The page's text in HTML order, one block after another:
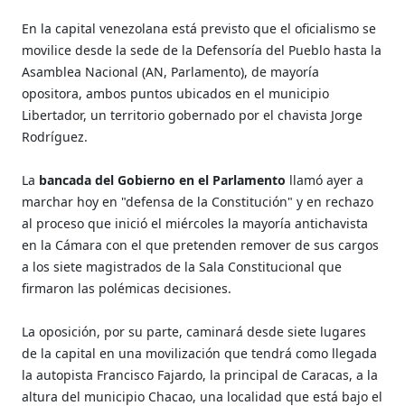
En la capital venezolana está previsto que el oficialismo se
movilice desde la sede de la Defensoría del Pueblo hasta la
Asamblea Nacional (AN, Parlamento), de mayoría
opositora, ambos puntos ubicados en el municipio
Libertador, un territorio gobernado por el chavista Jorge
Rodríguez.
La bancada del Gobierno en el Parlamento llamó ayer a
marchar hoy en "defensa de la Constitución" y en rechazo
al proceso que inició el miércoles la mayoría antichavista
en la Cámara con el que pretenden remover de sus cargos
a los siete magistrados de la Sala Constitucional que
firmaron las polémicas decisiones.
La oposición, por su parte, caminará desde siete lugares
de la capital en una movilización que tendrá como llegada
la autopista Francisco Fajardo, la principal de Caracas, a la
altura del municipio Chacao, una localidad que está bajo el